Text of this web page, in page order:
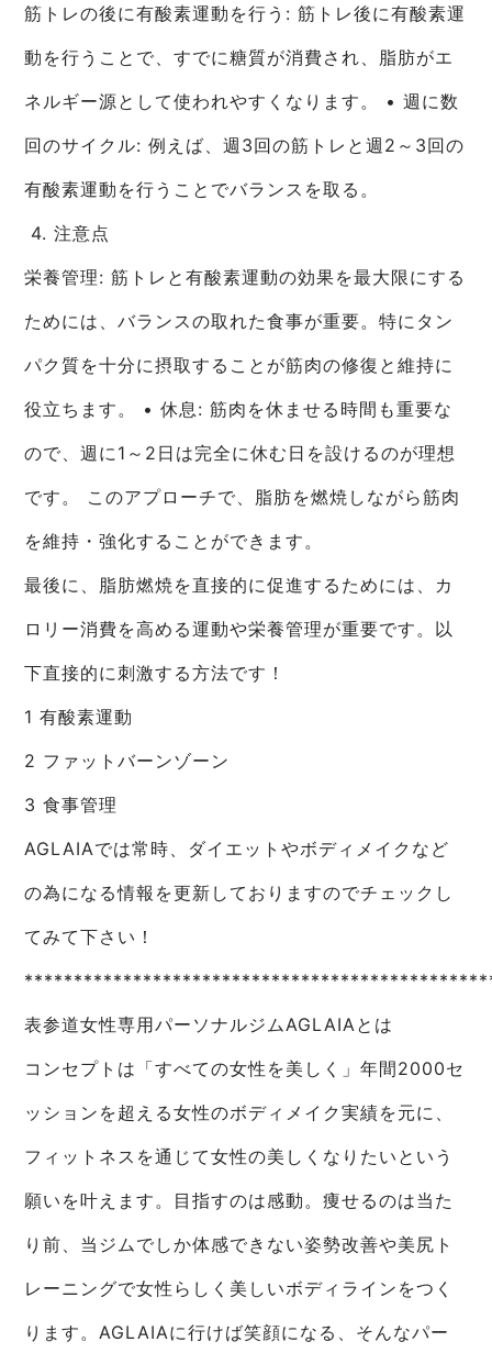
筋トレの後に有酸素運動を行う: 筋トレ後に有酸素運
動を行うことで、すでに糖質が消費され、脂肪がエ
ネルギー源として使われやすくなります。 • 週に数
回のサイクル: 例えば、週3回の筋トレと週2～3回の
有酸素運動を行うことでバランスを取る。
4. 注意点
栄養管理: 筋トレと有酸素運動の効果を最大限にする
ためには、バランスの取れた食事が重要。特にタン
パク質を十分に摂取することが筋肉の修復と維持に
役立ちます。 • 休息: 筋肉を休ませる時間も重要な
ので、週に1～2日は完全に休む日を設けるのが理想
です。 このアプローチで、脂肪を燃焼しながら筋肉
を維持・強化することができます。
最後に、脂肪燃焼を直接的に促進するためには、カ
ロリー消費を高める運動や栄養管理が重要です。以
下直接的に刺激する方法です！
1 有酸素運動
2 ファットバーンゾーン
3 食事管理
AGLAIAでは常時、ダイエットやボディメイクなど
の為になる情報を更新しておりますのでチェックし
てみて下さい！
表参道女性専用パーソナルジムAGLAIAとは
コンセプトは「すべての女性を美しく」年間2000セ
ッションを超える女性のボディメイク実績を元に、
フィットネスを通じて女性の美しくなりたいという
願いを叶えます。目指すのは感動。痩せるのは当た
り前、当ジムでしか体感できない姿勢改善や美尻ト
レーニングで女性らしく美しいボディラインをつく
ります。AGLAIAに行けば笑顔になる、そんなパー